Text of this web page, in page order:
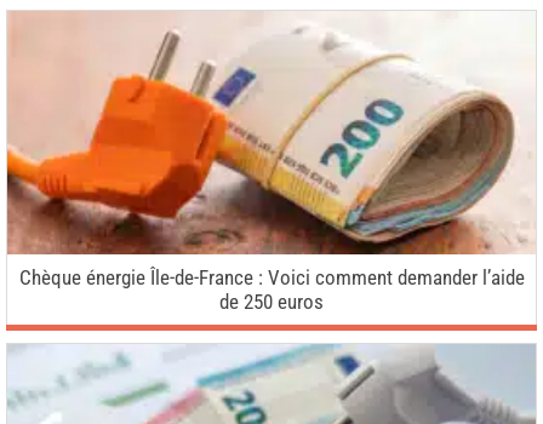
Chèque énergie Île-de-France : Voici comment demander l’aide
de 250 euros